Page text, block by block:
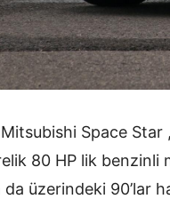
Space Star
80 HP lik
da üzerindeki 90’lar